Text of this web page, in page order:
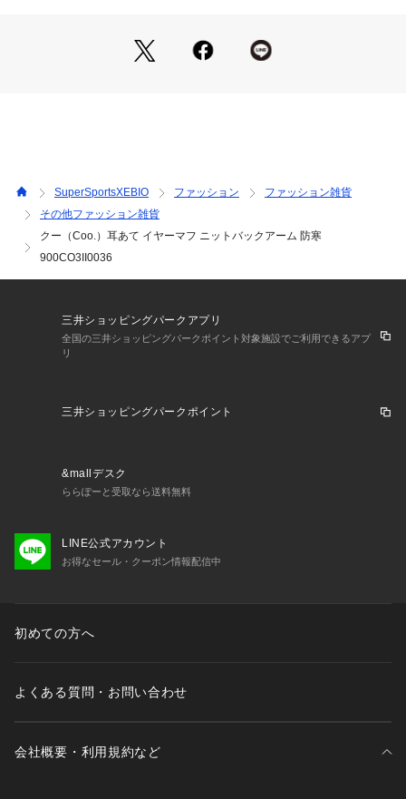
メンズ めんず 男性 耳当て 耳あて 10845004101 900CO3II0
036 ブラック 10845004201 900CO3II0037 チャコールグレ
ったか対策 防寒対策 おしゃれ オシャレ プレゼント ギフト ウ
インタースポーツ スキー スノボ スノーボード スケート紅葉
黒 くろ クロ ブラック チャコールグレー フィット hot25aw 2
025防寒対策_earmuffs 2512lblp_ntbm 2512lblp_mimi 2026
SuperSportsXEBIO ファッション
ファッション雑貨
その他ファッション雑貨
クー（Coo.）耳あて イヤーマフ ニットバックアーム 防寒
900CO3II0036
三井ショッピングパークアプリ
全国の三井ショッピングパークポイント対象施設でご利用できるアプ
リ
三井ショッピングパークポイント
&mallデスク
ららぽーと受取なら送料無料
LINE公式アカウント
お得なセール・クーポン情報配信中
初めての方へ
よくある質問・お問い合わせ
会社概要・利用規約など